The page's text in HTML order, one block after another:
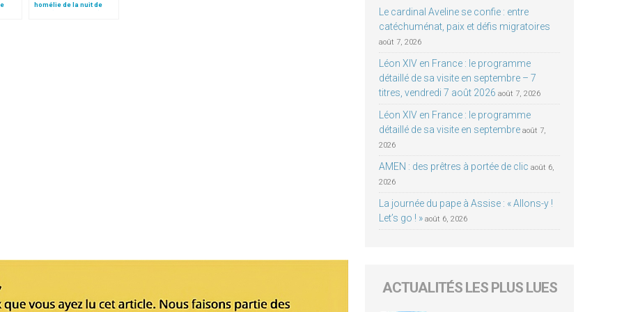
homélie de la nuit de
Noël (texte complet)
Le cardinal Aveline se confie : entre
catéchuménat, paix et défis migratoires
août 7, 2026
Léon XIV en France : le programme
détaillé de sa visite en septembre – 7
titres, vendredi 7 août 2026 août 7, 2026
Léon XIV en France : le programme
détaillé de sa visite en septembre août 7,
2026
AMEN : des prêtres à portée de clic août 6,
2026
La journée du pape à Assise : « Allons-y !
Let’s go ! » août 6, 2026
ACTUALITÉS LES PLUS LUES